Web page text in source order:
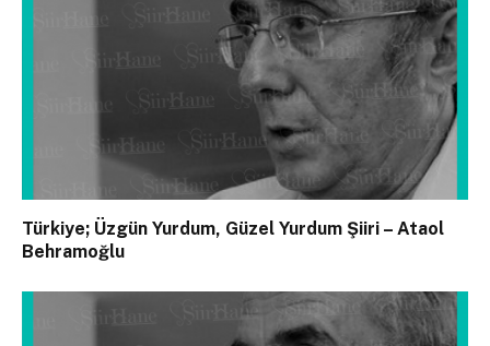
Türkiye; Üzgün Yurdum, Güzel Yurdum Şiiri – Ataol
Behramoğlu